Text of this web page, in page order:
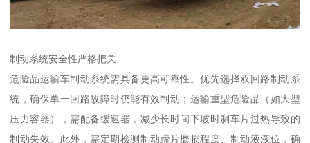
制动系统安全性严格把关​
危险品运输车制动系统需具备更高可靠性。优先选择双回路制动系
统，确保单一回路故障时仍能有效制动；运输重型危险品（如大型
压力容器），需配备缓速器，减少长时间下坡时刹车片过热导致的
制动失效。此外，需定期检测制动蹄片磨损程度、制动液液位，确